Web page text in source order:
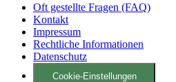
Oft gestellte Fragen (FAQ)
Kontakt
Impressum
Rechtliche Informationen
Datenschutz
Cookie-Einstellungen